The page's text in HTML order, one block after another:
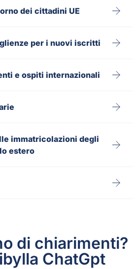
dei cittadini UE
per i nuovi iscritti
e ospiti internazionali
immatricolazioni degli
estero
di chiarimenti?
ChatGpt